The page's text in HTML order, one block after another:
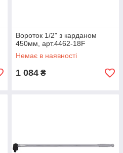
Вороток 1/2" з карданом
450мм, арт.4462-18F
Немає в наявності
1 084 ₴